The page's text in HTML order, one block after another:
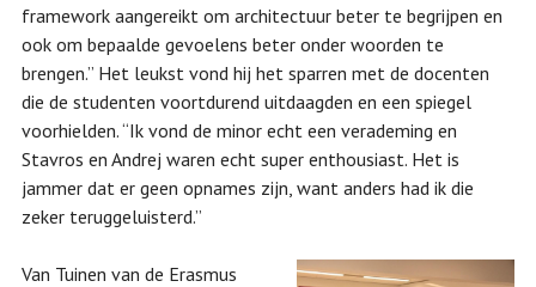
framework aangereikt om architectuur beter te begrijpen en
ook om bepaalde gevoelens beter onder woorden te
brengen.” Het leukst vond hij het sparren met de docenten
die de studenten voortdurend uitdaagden en een spiegel
voorhielden. “Ik vond de minor echt een verademing en
Stavros en Andrej waren echt super enthousiast. Het is
jammer dat er geen opnames zijn, want anders had ik die
zeker teruggeluisterd.”
Van Tuinen van de Erasmus